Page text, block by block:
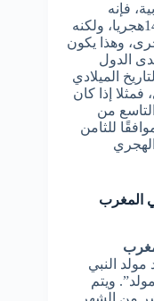
فإنه
سيوافق الثاني عشر من ربيع نظرتي 1444هجريا، ولكنه
وهذا يكون
الدول
الميلادي
فمثلا إذا كان
من
موافقًا للثامن
الهجري
النبي
ويتم
من الشهر